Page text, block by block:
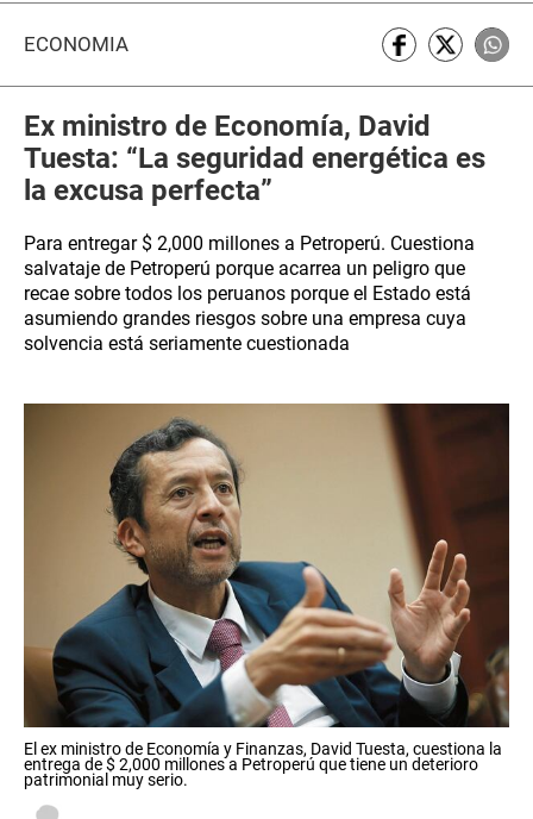
ECONOMÍA
Ex ministro de Economía, David
Tuesta: “La seguridad energética es
la excusa perfecta”
Para entregar $ 2,000 millones a Petroperú. Cuestiona
salvataje de Petroperú porque acarrea un peligro que
recae sobre todos los peruanos porque el Estado está
asumiendo grandes riesgos sobre una empresa cuya
solvencia está seriamente cuestionada
El ex ministro de Economía y Finanzas, David Tuesta, cuestiona la
entrega de $ 2,000 millones a Petroperú que tiene un deterioro
patrimonial muy serio.